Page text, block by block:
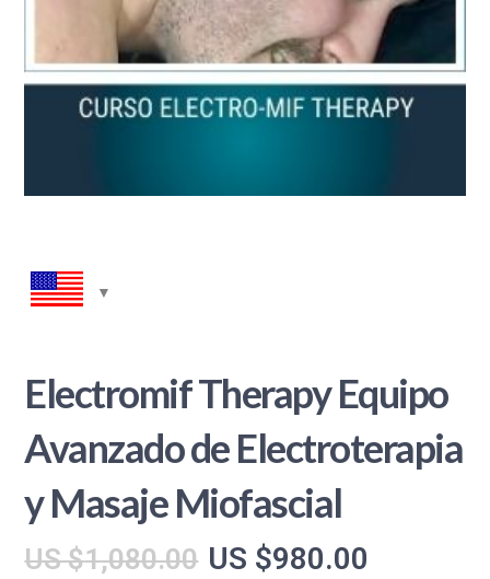
Electromif Therapy Equipo
Avanzado de Electroterapia
y Masaje Miofascial
US $1,080.00 El
US $980.00